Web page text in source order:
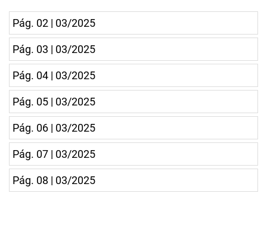
Pág. 02 | 03/2025
Pág. 03 | 03/2025
Pág. 04 | 03/2025
Pág. 05 | 03/2025
Pág. 06 | 03/2025
Pág. 07 | 03/2025
Pág. 08 | 03/2025